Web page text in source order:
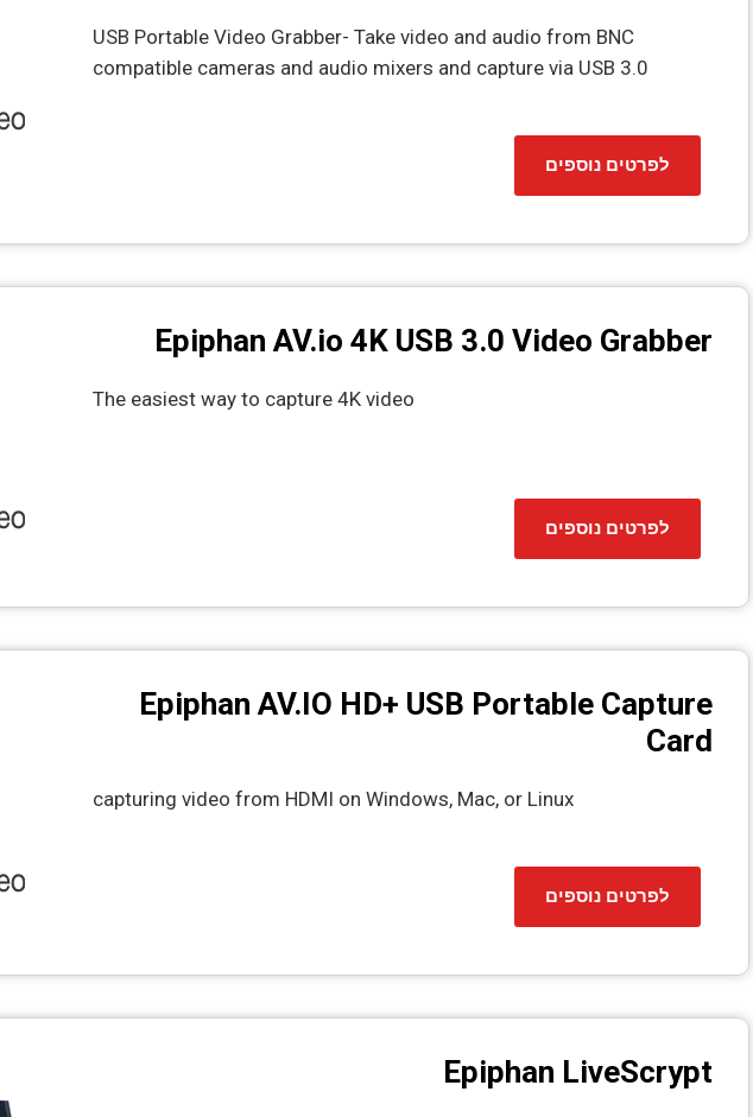
USB Portable Video Grabber- Take video and audio from BNC
compatible cameras and audio mixers and capture via USB 3.0
לפרטים נוספים
Epiphan AV.io 4K USB 3.0 Video Grabber
The easiest way to capture 4K video
לפרטים נוספים
Epiphan AV.IO HD+ USB Portable Capture
Card
capturing video from HDMI on Windows, Mac, or Linux
לפרטים נוספים
Epiphan LiveScrypt